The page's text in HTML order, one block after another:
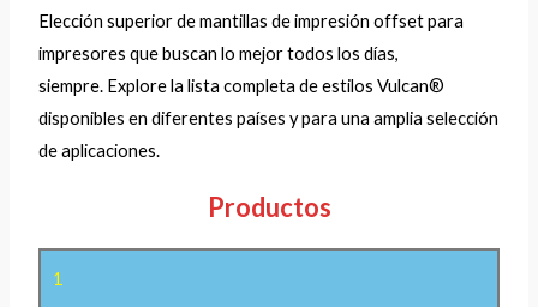
Elección superior de mantillas de impresión offset para
impresores que buscan lo mejor todos los días,
siempre. Explore la lista completa de estilos Vulcan®
disponibles en diferentes países y para una amplia selección
de aplicaciones.
Productos
1